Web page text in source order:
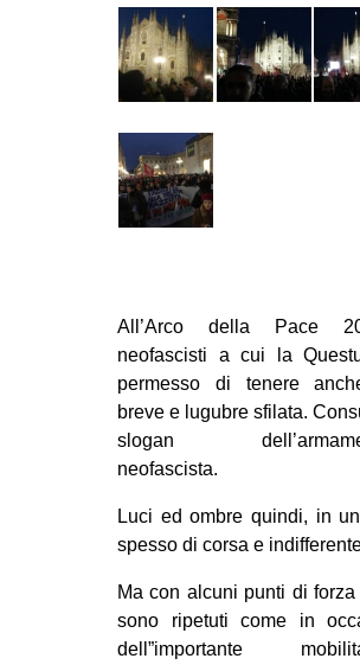
All’Arco della Pace
neofascisti a cui la
permesso di tenere
breve e lugubre sfilata.
slogan
neofascista.
Luci ed ombre quindi, in
spesso di corsa e
Ma con alcuni punti di
sono ripetuti come in
dell”importante